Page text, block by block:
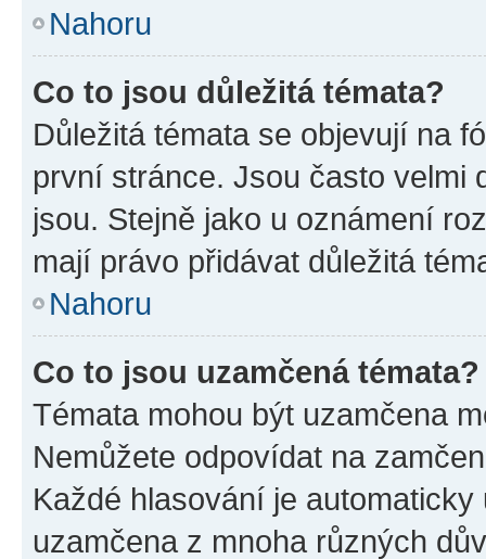
Nahoru
Co to jsou důležitá témata?
Důležitá témata se objevují na
první stránce. Jsou často velmi
jsou. Stejně jako u oznámení
mají právo přidávat důležitá
Nahoru
Co to jsou uzamčená témata?
Témata mohou být uzamčena
Nemůžete odpovídat na
Každé hlasování je
uzamčena z mnoha různých